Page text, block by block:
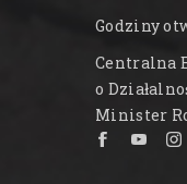
Godziny
Centralna
o
Minister